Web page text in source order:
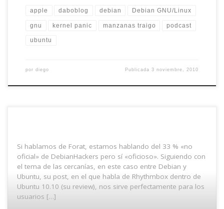
apple daboblog debian Debian GNU/Linux
gnu kernel panic manzanas traigo podcast
ubuntu
por diego Publicada3 noviembre, 2010
Si hablamos de Forat, estamos hablando del 33 % «no
oficial» de DebianHackers pero sí «oficioso». Siguiendo con
el tema de las cercanías, en este caso entre Debian y
Ubuntu, su post, en el que habla de Rhythmbox dentro de
Ubuntu 10.10 (su review), nos sirve perfectamente para los
usuarios […]